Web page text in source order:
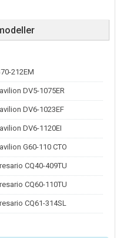
212EM
DV5-1075ER
DV6-1023EF
DV6-1120EI
G60-110 CTO
CQ40-409TU
CQ60-110TU
CQ61-314SL